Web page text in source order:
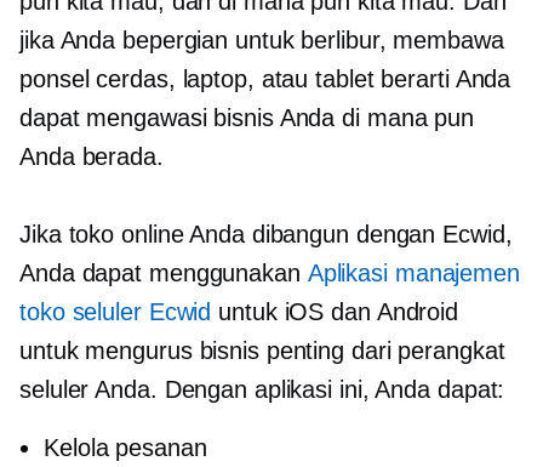
jika Anda bepergian untuk berlibur, membawa
ponsel cerdas, laptop, atau tablet berarti Anda
dapat mengawasi bisnis Anda di mana pun
Anda berada.
Jika toko online Anda dibangun dengan Ecwid,
Anda dapat menggunakan Aplikasi manajemen
toko seluler Ecwid untuk iOS dan Android
untuk mengurus bisnis penting dari perangkat
seluler Anda. Dengan aplikasi ini, Anda dapat:
Kelola pesanan